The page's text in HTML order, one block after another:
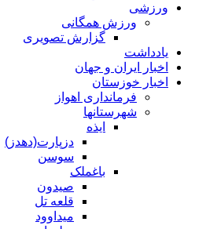
ورزشی
ورزش همگانی
گزارش تصویری
یادداشت
اخبار ایران و جهان
اخبار خوزستان
فرمانداری اهواز
شهرستانها
ایذه
دزپارت(دهدز)
سوسن
باغملک
صیدون
قلعه تل
میداوود